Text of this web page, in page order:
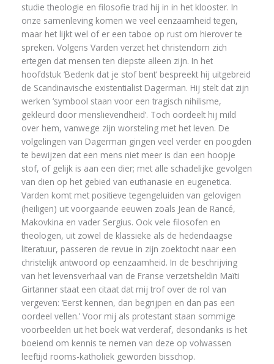
studie theologie en filosofie trad hij in in het klooster. In
onze samenleving komen we veel eenzaamheid tegen,
maar het lijkt wel of er een taboe op rust om hierover te
spreken. Volgens Varden verzet het christendom zich
ertegen dat mensen ten diepste alleen zijn. In het
hoofdstuk ‘Bedenk dat je stof bent’ bespreekt hij uitgebreid
de Scandinavische existentialist Dagerman. Hij stelt dat zijn
werken ‘symbool staan voor een tragisch nihilisme,
gekleurd door menslievendheid’. Toch oordeelt hij mild
over hem, vanwege zijn worsteling met het leven. De
volgelingen van Dagerman gingen veel verder en poogden
te bewijzen dat een mens niet meer is dan een hoopje
stof, of gelijk is aan een dier; met alle schadelijke gevolgen
van dien op het gebied van euthanasie en eugenetica.
Varden komt met positieve tegengeluiden van gelovigen
(heiligen) uit voorgaande eeuwen zoals Jean de Rancé,
Makovkina en vader Sergius. Ook vele filosofen en
theologen, uit zowel de klassieke als de hedendaagse
literatuur, passeren de revue in zijn zoektocht naar een
christelijk antwoord op eenzaamheid. In de beschrijving
van het levensverhaal van de Franse verzetsheldin Maïti
Girtanner staat een citaat dat mij trof over de rol van
vergeven: ‘Eerst kennen, dan begrijpen en dan pas een
oordeel vellen.’ Voor mij als protestant staan sommige
voorbeelden uit het boek wat verderaf, desondanks is het
boeiend om kennis te nemen van deze op volwassen
leeftijd rooms-katholiek geworden bisschop.